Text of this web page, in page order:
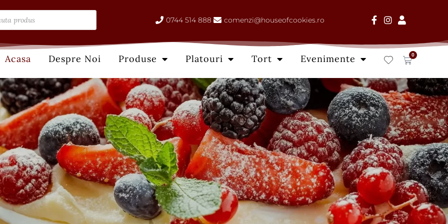
0744 514 888 comenzi@houseofcookies.ro
Acasa Despre Noi Produse Platouri Tort Evenimente 0
Cart